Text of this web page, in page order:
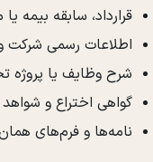
قرارداد، سابقه بیمه
اطلاعات رسمی شرکت
شرح وظایف یا
گواهی اختراع و
نامه‌ها و فرم‌های